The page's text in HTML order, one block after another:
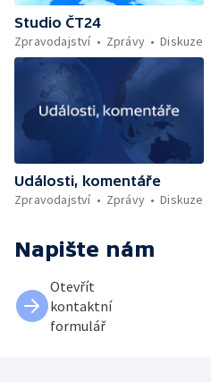
Studio ČT24
Zpravodajství
Zprávy Diskuze
Události, komentáře
Zpravodajství
Zprávy Diskuze
Napište nám
Otevřít
kontaktní
formulář